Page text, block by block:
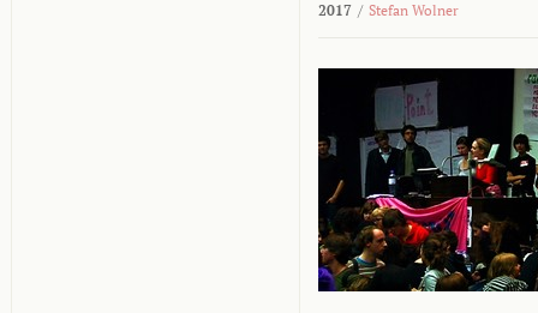
2017 / Stefan Wolner